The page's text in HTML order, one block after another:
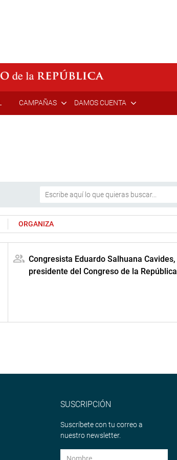
CAMPAÑAS DAMOS CUENTA
ORGANIZA
Congresista Eduardo Salhuana Cavides,
presidente del Congreso de la República
SUSCRIPCIÓN
Suscríbete con tu correo a
nuestro newsletter.